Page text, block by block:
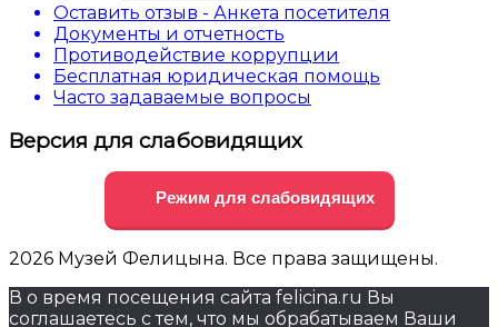
Оставить отзыв - Анкета посетителя
Документы и отчетность
Противодействие коррупции
Бесплатная юридическая помощь
Часто задаваемые вопросы
Версия для слабовидящих
Режим для слабовидящих
2026 Музей Фелицына. Все права защищены.
В о время посещения сайта felicina.ru Вы
соглашаетесь с тем, что мы обрабатываем Ваши